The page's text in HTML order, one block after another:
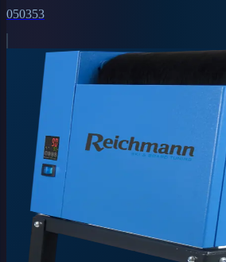
050353